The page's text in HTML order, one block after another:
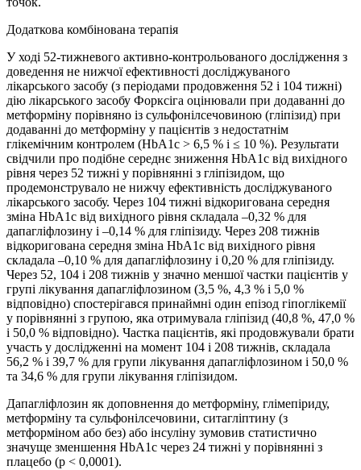
Додаткова комбінована терапія
У ході 52-тижневого активно-контрольованого дослідження з
доведення не нижчої ефективності досліджуваного
лікарського засобу (з періодами продовження 52 і 104 тижні)
дію лікарського засобу Форксіга оцінювали при додаванні до
метформіну порівняно із сульфонілсечовиною (гліпізид) при
додаванні до метформіну у пацієнтів з недостатнім
глікемічним контролем (HbA1c ˃ 6,5 % і ≤ 10 %). Результати
свідчили про подібне середнє зниження HbA1c від вихідного
рівня через 52 тижні у порівнянні з гліпізидом, що
продемонструвало не нижчу ефективність досліджуваного
лікарського засобу. Через 104 тижні відкоригована середня
зміна HbA1c від вихідного рівня складала –0,32 % для
дапагліфлозину і –0,14 % для гліпізиду. Через 208 тижнів
відкоригована середня зміна HbA1c від вихідного рівня
складала –0,10 % для дапагліфлозину і 0,20 % для гліпізиду.
Через 52, 104 і 208 тижнів у значно меншої частки пацієнтів у
групі лікування дапагліфлозином (3,5 %, 4,3 % і 5,0 %
відповідно) спостерігався принаймні один епізод гіпоглікемії
у порівнянні з групою, яка отримувала гліпізид (40,8 %, 47,0 %
і 50,0 % відповідно). Частка пацієнтів, які продовжували брати
участь у дослідженні на момент 104 і 208 тижнів, складала
56,2 % і 39,7 % для групи лікування дапагліфлозином і 50,0 %
та 34,6 % для групи лікування гліпізидом.
Дапагліфлозин як доповнення до метформіну, глімепіриду,
метформіну та сульфонілсечовини, ситагліптину (з
метформіном або без) або інсуліну зумовив статистично
значуще зменшення HbA1c через 24 тижні у порівнянні з
плацебо (p < 0,0001).